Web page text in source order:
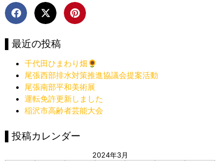
▌最近の投稿
千代田ひまわり畑🌻
尾張西部排水対策推進協議会提案活動
尾張南部平和美術展
運転免許更新しました
稲沢市高齢者芸能大会
▌投稿カレンダー
2024年3月